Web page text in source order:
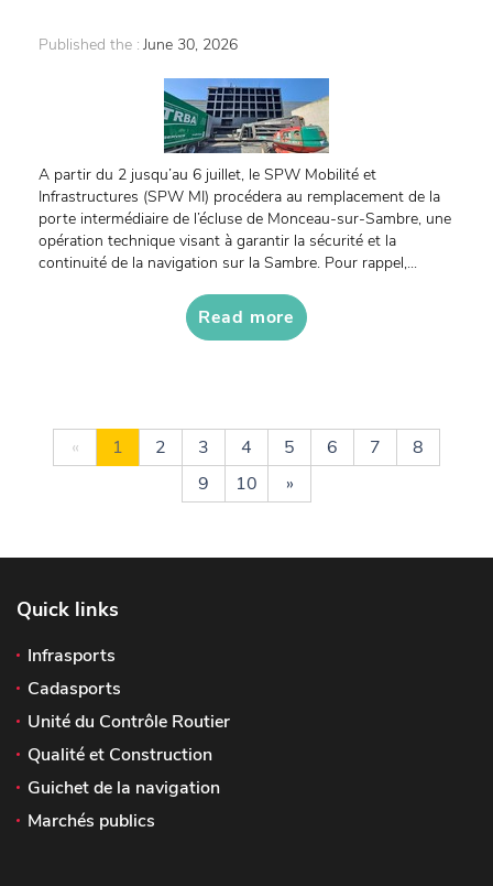
Published the : June 30, 2026
A partir du 2 jusqu’au 6 juillet, le SPW Mobilité et
Infrastructures (SPW MI) procédera au remplacement de la
porte intermédiaire de l’écluse de Monceau-sur-Sambre, une
opération technique visant à garantir la sécurité et la
continuité de la navigation sur la Sambre. Pour rappel,...
Read more
« 1 2 3 4 5 6 7
8
9
10 »
Quick links
Infrasports
Cadasports
Unité du Contrôle Routier
Qualité et Construction
Guichet de la navigation
Marchés publics